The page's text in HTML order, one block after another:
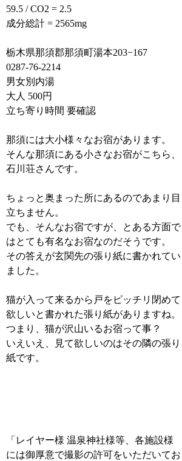
59.5 / CO2 = 2.5
成分総計 = 2565mg
栃木県那須郡那須町湯本203−167
0287-76-2214
男女別内湯
大人 500円
立ち寄り時間 要確認
那須には大小様々なお宿があります。
そんな那須にある小さなお宿がこちら、
石川荘さんです。
ちょっと奥まった所にあるのであまり目
立ちません。
でも、そんなお宿ですが、とある方面で
はとても有名なお宿なのだそうです。
その答えが玄関先の張り紙に書かれてい
ました。
猫が入って来るから戸をピッチリ閉めて
欲しいと書かれた張り紙がありますね。
つまり、猫が沢山いるお宿って事？
いえいえ、見て欲しいのはその隣の張り
紙です。
「レイヤー様 温泉神社様等、各施設様
には御厚意で撮影の許可をいただいてお